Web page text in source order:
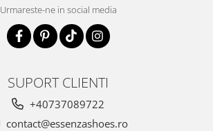
Urmareste-ne in social media
SUPORT CLIENTI
+40737089722
contact@essenzashoes.ro